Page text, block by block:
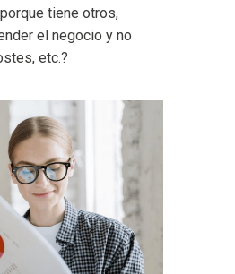
tiene otros,
el negocio y no
etc.?